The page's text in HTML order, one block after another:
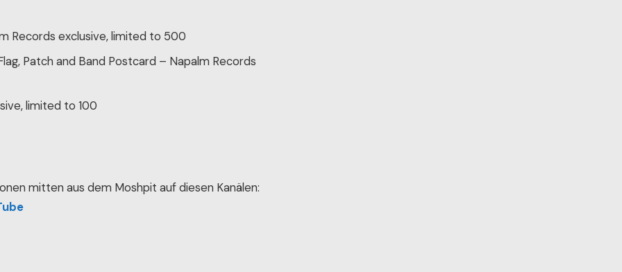
Records exclusive, limited to 500
Patch and Band Postcard – Napalm Records
limited to 100
mitten aus dem Moshpit auf diesen Kanälen: